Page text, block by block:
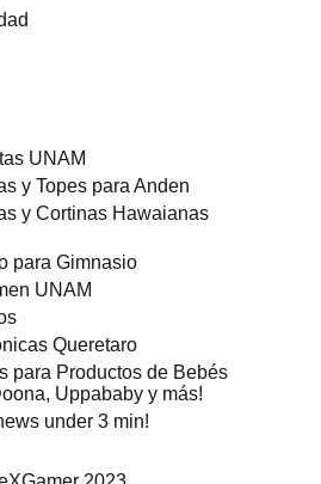
UNAM
y Topes para Anden
y Cortinas Hawaianas
para Gimnasio
UNAM
Queretaro
para Productos de Bebés
Uppababy y más!
under 3 min!